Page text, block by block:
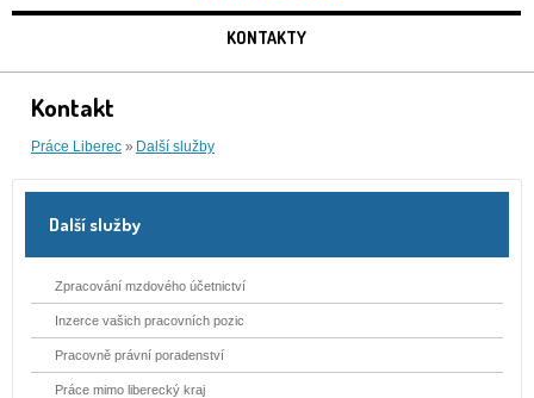
KONTAKTY
Kontakt
Další služby
«
Práce Liberec
Další služby
Zpracování mzdového účetnictví
Inzerce vašich pracovních pozic
Pracovně právní poradenství
Práce mimo liberecký kraj